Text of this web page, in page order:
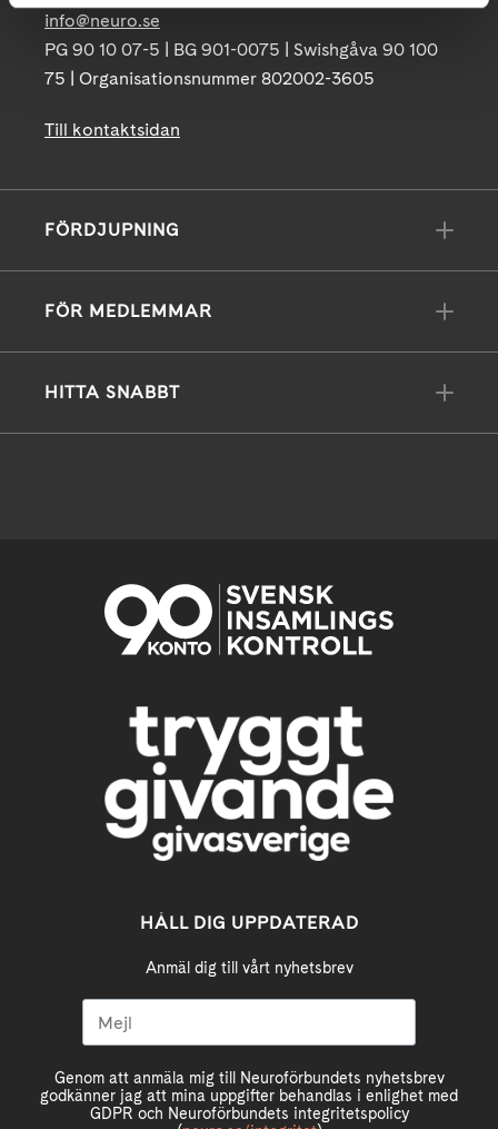
info@neuro.se
PG 90 10 07-5 | BG 901-0075 | Swishgåva 90 100
75 | Organisationsnummer 802002-3605
Till kontaktsidan
FÖRDJUPNING
FÖR MEDLEMMAR
HITTA SNABBT
HÅLL DIG UPPDATERAD
Anmäl dig till vårt nyhetsbrev
Genom att anmäla mig till Neuroförbundets nyhetsbrev
godkänner jag att mina uppgifter behandlas i enlighet med
GDPR och Neuroförbundets integritetspolicy